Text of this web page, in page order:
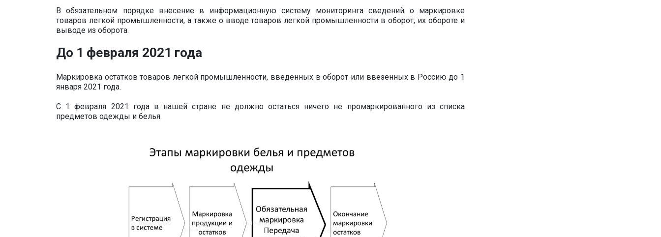
В обязательном порядке внесение в информационную систему мониторинга сведений о маркировке
товаров легкой промышленности, а также о вводе товаров легкой промышленности в оборот, их обороте и
выводе из оборота.
До 1 февраля 2021 года
Маркировка остатков товаров легкой промышленности, введенных в оборот или ввезенных в Россию до 1
января 2021 года.
С 1 февраля 2021 года в нашей стране не должно остаться ничего не промаркированного из списка
предметов одежды и белья.